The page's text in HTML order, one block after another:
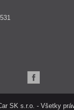
SK s.r.o. - Všetky